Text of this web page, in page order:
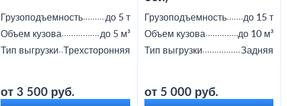
Грузоподъемность
до 5 т
Объем кузова
до 5 м³
Тип выгрузки Трехсторонняя
от 3 500 руб.
Грузоподъемность
до 15 т
Объем кузова
до 10 м³
Тип выгрузки
Задняя
от 5 000 руб.